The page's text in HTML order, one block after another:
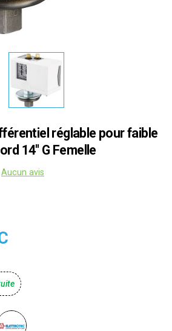
réglable pour faible
14" G Femelle
Aucun avis